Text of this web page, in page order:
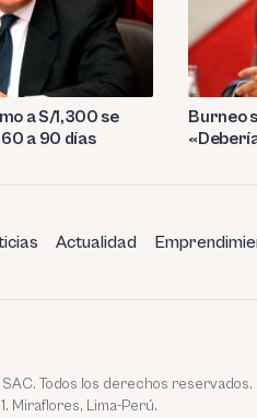
a S/1,300 se
a 90 días
Burneo
Actualidad
Todos los derechos reservados.
Miraflores, Lima-Perú.